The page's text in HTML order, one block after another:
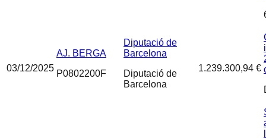
03/12/2025
AJ. BERGA
P0802200F
Diputació de
Barcelona
Diputació de
Barcelona
1.239.300,94 €